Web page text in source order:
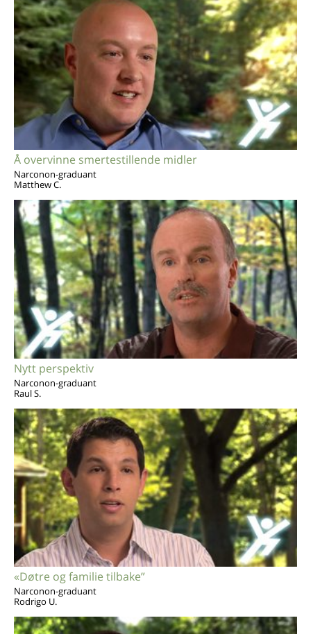
Å overvinne smertestillende midler
Narconon-graduant
Matthew C.
Nytt perspektiv
Narconon-graduant
Raul S.
«Døtre og familie tilbake”
Narconon-graduant
Rodrigo U.